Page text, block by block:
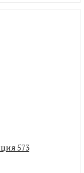
573